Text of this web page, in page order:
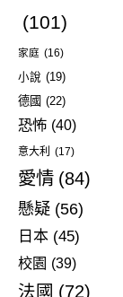
(101)
家庭 (16)
小說 (19)
德國 (22)
恐怖 (40)
意大利 (17)
愛情 (84)
懸疑 (56)
日本 (45)
校園 (39)
法國 (72)